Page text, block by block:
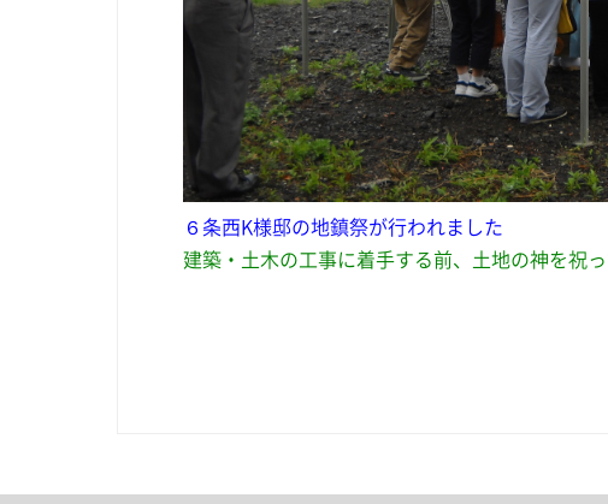
６条西K様邸の地鎮祭が行われました
建築・土木の工事に着手する前、土地の神を祝